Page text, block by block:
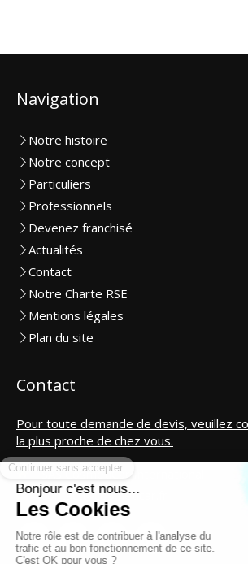
Navigation
Notre histoire
Notre concept
Particuliers
Professionnels
Devenez franchisé
Actualités
Contact
Notre Charte RSE
Mentions légales
Plan du site
Contact
Pour toute demande de devis, veuillez
la plus proche de chez vous.
SAS CosmétiCar International
contact@cosmeticar.fr